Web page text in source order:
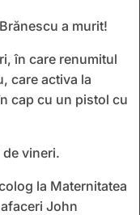
a murit!
în care renumitul
care activa la
cap cu un pistol cu
vineri.
la Maternitatea
John